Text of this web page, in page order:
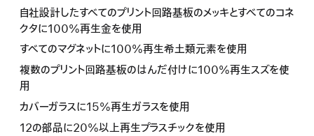
自社設計したすべてのプリント回路基板のメッキとすべてのコネ
クタに100%再生金を使用
すべてのマグネットに100%再生希土類元素を使用
複数のプリント回路基板のはんだ付けに100%再生スズを使
用
カバーガラスに15%再生ガラスを使用
12の部品に20%以上再生プラスチックを使用